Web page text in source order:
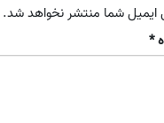
ایمیل شما منتشر نخواهد شد.
*